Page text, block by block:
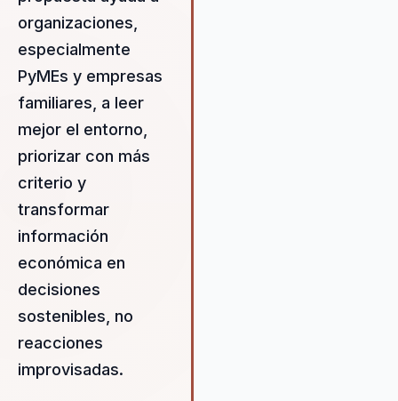
organizaciones,
especialmente
PyMEs y empresas
familiares, a leer
mejor el entorno,
priorizar con más
criterio y
transformar
información
económica en
decisiones
sostenibles, no
reacciones
improvisadas.